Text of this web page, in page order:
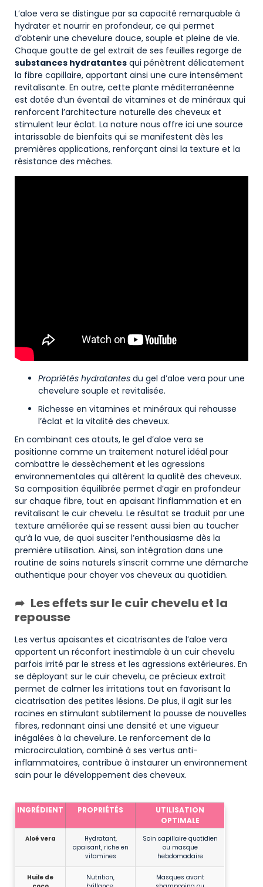
L’aloe vera se distingue par sa capacité remarquable à
hydrater et nourrir en profondeur, ce qui permet
d’obtenir une chevelure douce, souple et pleine de vie.
Chaque goutte de gel extrait de ses feuilles regorge de
substances hydratantes qui pénètrent délicatement
la fibre capillaire, apportant ainsi une cure intensément
revitalisante. En outre, cette plante méditerranéenne
est dotée d’un éventail de vitamines et de minéraux qui
renforcent l’architecture naturelle des cheveux et
stimulent leur éclat. La nature nous offre ici une source
intarissable de bienfaits qui se manifestent dès les
premières applications, renforçant ainsi la texture et la
résistance des mèches.
Propriétés hydratantes du gel d’aloe vera pour une
chevelure souple et revitalisée.
Richesse en vitamines et minéraux qui rehausse
l’éclat et la vitalité des cheveux.
En combinant ces atouts, le gel d’aloe vera se
positionne comme un traitement naturel idéal pour
combattre le dessèchement et les agressions
environnementales qui altèrent la qualité des cheveux.
Sa composition équilibrée permet d’agir en profondeur
sur chaque fibre, tout en apaisant l’inflammation et en
revitalisant le cuir chevelu. Le résultat se traduit par une
texture améliorée qui se ressent aussi bien au toucher
qu’à la vue, de quoi susciter l’enthousiasme dès la
première utilisation. Ainsi, son intégration dans une
routine de soins naturels s’inscrit comme une démarche
authentique pour choyer vos cheveux au quotidien.
Les effets sur le cuir chevelu et la
repousse
Les vertus apaisantes et cicatrisantes de l’aloe vera
apportent un réconfort inestimable à un cuir chevelu
parfois irrité par le stress et les agressions extérieures. En
se déployant sur le cuir chevelu, ce précieux extrait
permet de calmer les irritations tout en favorisant la
cicatrisation des petites lésions. De plus, il agit sur les
racines en stimulant subtilement la pousse de nouvelles
fibres, redonnant ainsi une densité et une vigueur
inégalées à la chevelure. Le renforcement de la
microcirculation, combiné à ses vertus anti-
inflammatoires, contribue à instaurer un environnement
sain pour le développement des cheveux.
INGRÉDIENT PROPRIÉTÉS
UTILISATION
OPTIMALE
Aloé vera
Hydratant,
apaisant, riche en
vitamines
Soin capillaire quotidien
ou masque
hebdomadaire
Huile de
Nutrition,
Masques avant